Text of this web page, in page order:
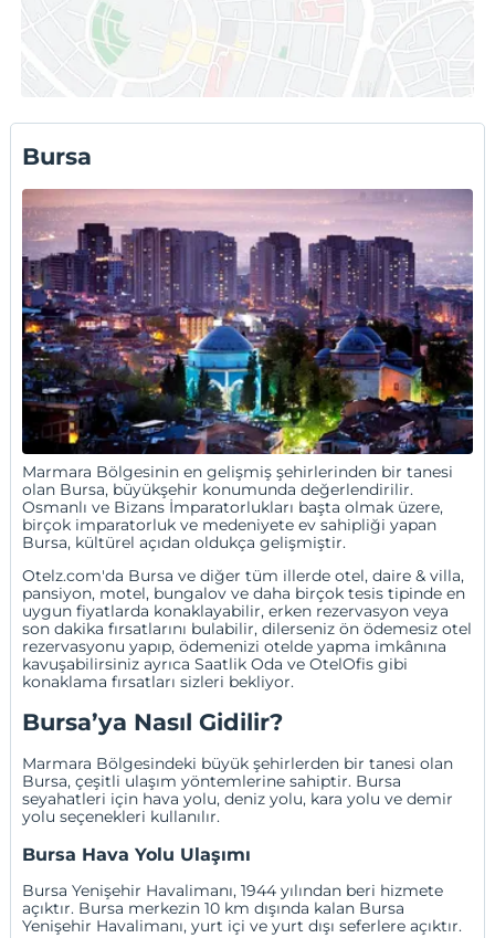
Mavi Deniz Butik Otel
Tirilye Evi Otel
Rıdvan Otel
Ata Suite Hotel
Otellerin tamamı için:Bursa Pansiyonlar
Bursa
Marmara Bölgesinin en gelişmiş şehirlerinden bir tanesi
olan Bursa, büyükşehir konumunda değerlendirilir.
Osmanlı ve Bizans İmparatorlukları başta olmak üzere,
birçok imparatorluk ve medeniyete ev sahipliği yapan
Bursa, kültürel açıdan oldukça gelişmiştir.
Otelz.com'da Bursa ve diğer tüm illerde otel, daire &villa,
pansiyon, motel, bungalov ve daha birçok tesis tipinde en
uygun fiyatlarda konaklayabilir,erken rezervasyon veya
son dakika fırsatlarını bulabilir, dilersenizön ödemesiz otel
rezervasyonu yapıp, ödemenizi otelde yapma imkânına
kavuşabilirsiniz ayrıcaSaatlik Oda veOtelOfis gibi
konaklama fırsatları sizleri bekliyor.
Bursa’ya Nasıl Gidilir?
Marmara Bölgesindeki büyük şehirlerden bir tanesi olan
Bursa, çeşitli ulaşım yöntemlerine sahiptir. Bursa
seyahatleri için hava yolu, deniz yolu, kara yolu ve demir
yolu seçenekleri kullanılır.
Bursa Hava Yolu Ulaşımı
Bursa Yenişehir Havalimanı, 1944 yılından beri hizmete
açıktır. Bursa merkezin 10 km dışında kalan Bursa
Yenişehir Havalimanı, yurt içi ve yurt dışı seferlere açıktır.